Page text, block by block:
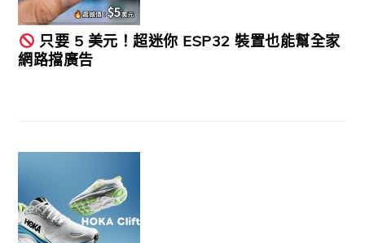
只要 5 美元！超迷你 ESP32 裝置也能幫全家
網路擋廣告